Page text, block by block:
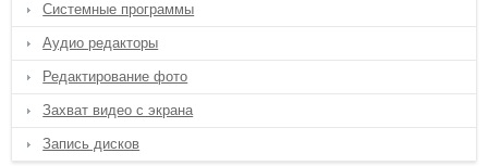
Системные программы
Аудио редакторы
Редактирование фото
Захват видео с экрана
Запись дисков